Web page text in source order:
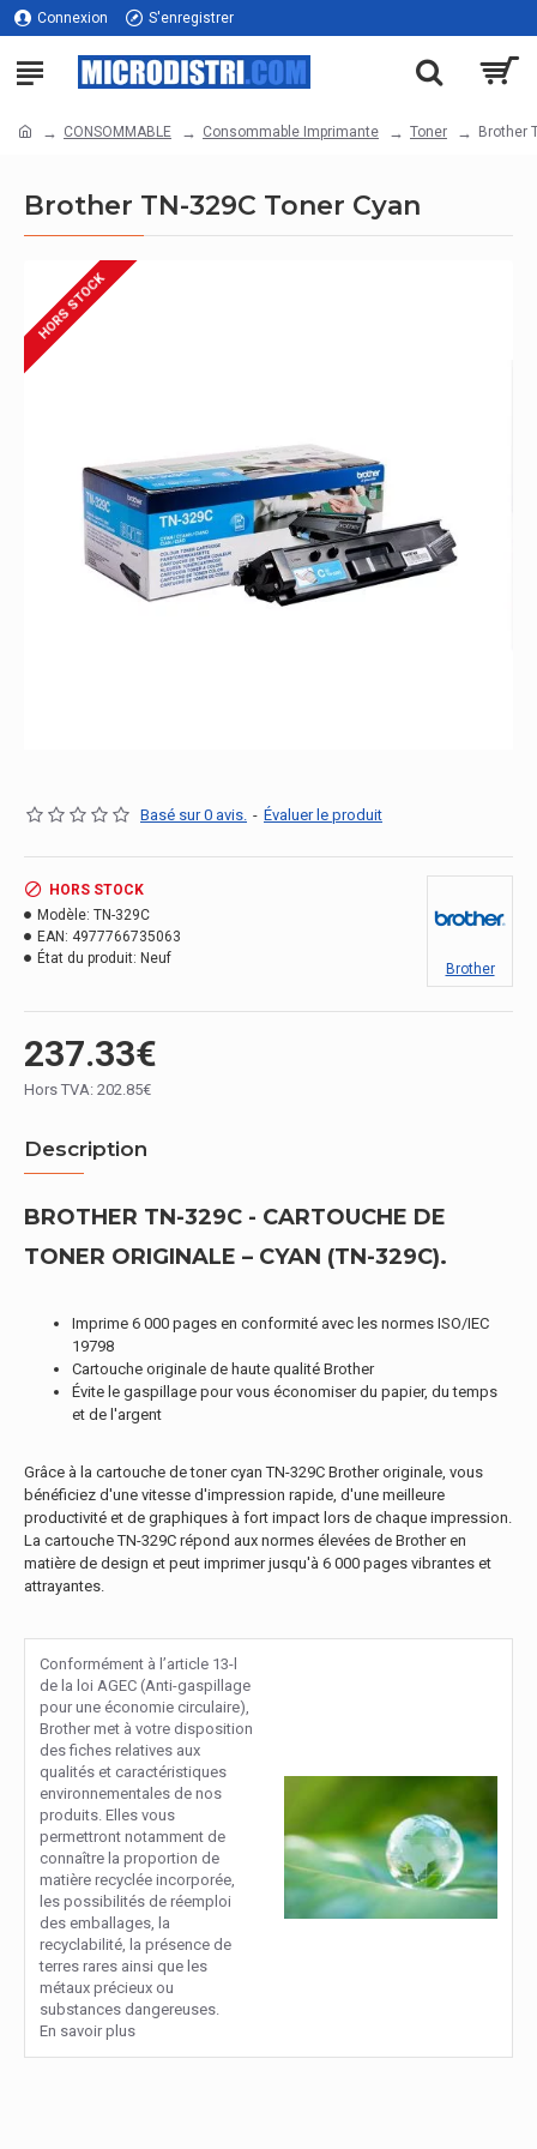
Connexion S'enregistrer
CONSOMMABLE Consommable Imprimante Toner Brother
Brother TN-329C Toner Cyan
HORS STOCK
Basé sur 0 avis. - Évaluer le produit
237.33€
Hors TVA: 202.85€
HORS STOCK
Modèle: TN-329C
EAN: 4977766735063
État du produit: Neuf
Brother
Description
BROTHER TN-329C - CARTOUCHE DE
TONER ORIGINALE – CYAN (TN-329C).
Imprime 6 000 pages en conformité avec les normes ISO/IEC
19798
Cartouche originale de haute qualité Brother
Évite le gaspillage pour vous économiser du papier, du temps
et de l'argent
Grâce à la cartouche de toner cyan TN-329C Brother originale, vous
bénéficiez d'une vitesse d'impression rapide, d'une meilleure
productivité et de graphiques à fort impact lors de chaque impression.
La cartouche TN-329C répond aux normes élevées de Brother en
matière de design et peut imprimer jusqu'à 6 000 pages vibrantes et
attrayantes.
Conformément à l’article 13-l
de la loi AGEC (Anti-gaspillage
pour une économie circulaire),
Brother met à votre disposition
des fiches relatives aux
qualités et caractéristiques
environnementales de nos
produits. Elles vous
permettront notamment de
connaître la proportion de
matière recyclée incorporée,
les possibilités de réemploi
des emballages, la
recyclabilité, la présence de
terres rares ainsi que les
métaux précieux ou
substances dangereuses.
En savoir plus